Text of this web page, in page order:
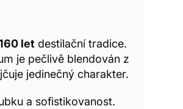
let destilační tradice.
je pečlivě blendován z
jedinečný charakter.
a sofistikovanost.